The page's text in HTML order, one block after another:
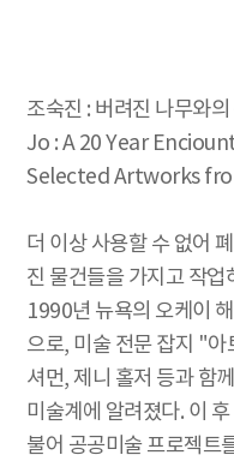
조숙진 : 버려진 나무와
Jo : A 20 Year
Selected Artworks
더 이상 사용할 수 없어
진 물건들을 가지고 작
1990년 뉴욕의 오케이
으로, 미술 전문 잡지 "아
셔먼, 제니 홀저 등과 함
미술계에 알려졌다. 이
불어 공공미술 프로젝트